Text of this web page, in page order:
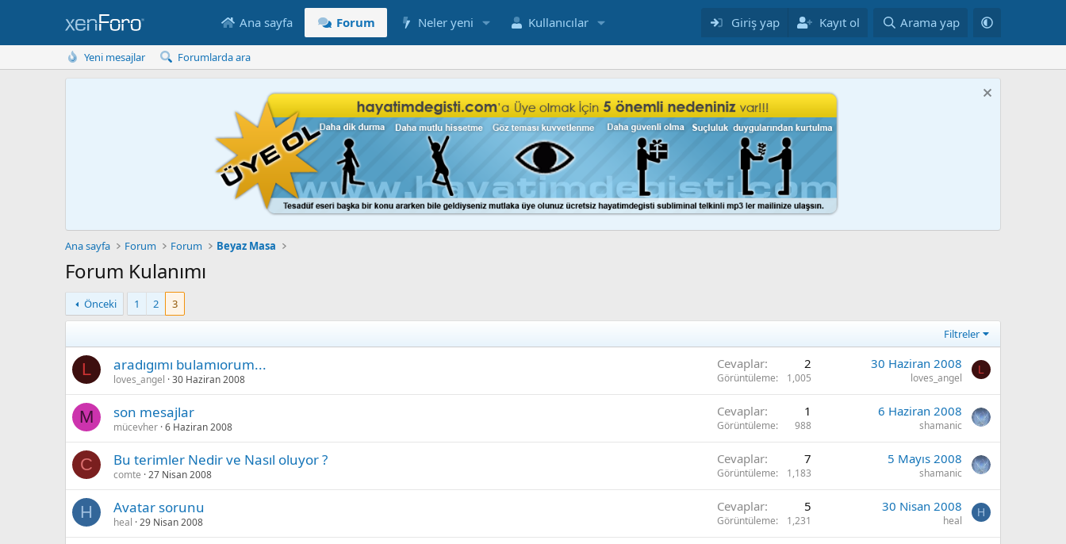
Ana sayfa Forum Neler yeni Kullanıcılar Giriş yap Kayıt ol Arama yap
Yeni mesajlar Forumlarda ara
Ana sayfa Forum Forum Beyaz Masa
Forum Kulanımı
Önceki 1 2 3
Filtreler
L aradıgımı bulamıorum...
loves_angel 30 Haziran 2008
Cevaplar 2
Görüntüleme 1,005
30 Haziran 2008
loves_angel
L
M son mesajlar
mücevher 6 Haziran 2008
Cevaplar 1
Görüntüleme 988
6 Haziran 2008
shamanic
C Bu terimler Nedir ve Nasıl oluyor ?
comte 27 Nisan 2008
Cevaplar 7
Görüntüleme 1,183
5 Mayıs 2008
shamanic
H Avatar sorunu
heal 29 Nisan 2008
Cevaplar 5
Görüntüleme 1,231
30 Nisan 2008
heal
H